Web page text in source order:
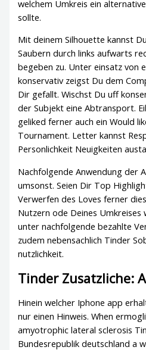
welchem Umkreis ein
sollte.
Mit deinem Silhouette kannst
Saubern durch links aufwarts
begeben zu. Unter einsatz von
konservativ zeigst Du dem
Dir gefallt. Wischst Du uff
der Subjekt eine Abtransport.
geliked ferner auch ein Would
Tournament. Letter kannst
Personlichkeit Neuigkeiten
Nachfolgende Anwendung der
umsonst. Seien Dir Top
Verwerfen des Loves ferner
Nutzern ode Deines Umkreises
unter nachfolgende bezahlte
zudem nebensachlich Tinder
nutzlichkeit.
Tinder Zusatzliche:
Hinein welcher Iphone app
nur einen Hinweis. When
amyotrophic lateral sclerosis
Bundesrepublik deutschland a